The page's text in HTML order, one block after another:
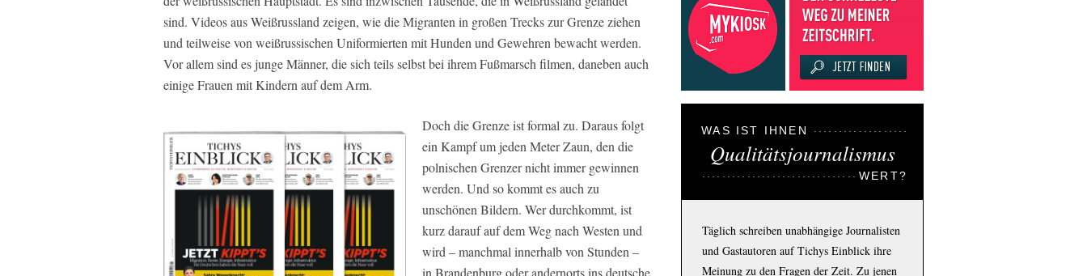
sind. Videos aus Weißrussland zeigen, wie die Migranten in großen Trecks zur Grenze ziehen
und teilweise von weißrussischen Uniformierten mit Hunden und Gewehren bewacht werden.
Vor allem sind es junge Männer, die sich teils selbst bei ihrem Fußmarsch filmen, daneben auch
einige Frauen mit Kindern auf dem Arm.
Doch die Grenze ist formal zu. Daraus folgt
ein Kampf um jeden Meter Zaun, den die
polnischen Grenzer nicht immer gewinnen
werden. Und so kommt es auch zu
unschönen Bildern. Wer durchkommt, ist
kurz darauf auf dem Weg nach Westen und
wird – manchmal innerhalb von Stunden –
in Brandenburg oder andernorts ins deutsche
WAS IST IHNEN
Qualitätsjournalismus
WERT?
Täglich schreiben unabhängige Journalisten
und Gastautoren auf Tichys Einblick ihre
Meinung zu den Fragen der Zeit. Zu jenen